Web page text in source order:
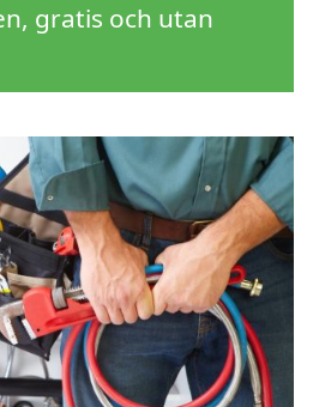
gratis och utan